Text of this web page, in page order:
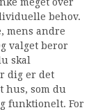
behov.
mens andre
valget beror
skal
dig er det
hus, som du
funktionelt. For